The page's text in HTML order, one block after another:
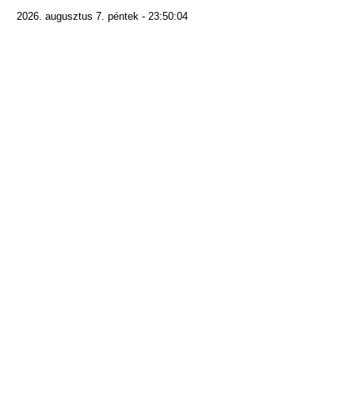
2026. augusztus 7. péntek - 23:50:04